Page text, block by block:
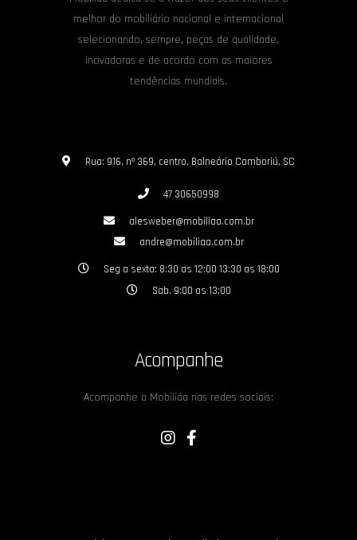
melhor do mobiliário nacional e internacional
selecionando, sempre, peças de qualidade,
inovadoras e de acordo com as maiores
tendências mundiais.
Rua: 916, nº 369, centro, Balneário Camboriú, SC
47 30650998
alesweber@mobiliaa.com.br
andre@mobiliaa.com.br
Seg a sexta: 8:30 as 12:00 13:30 as 18:00
Sab. 9:00 as 13:00
Acompanhe
Acompanhe a Mobiliáa nas redes sociais: